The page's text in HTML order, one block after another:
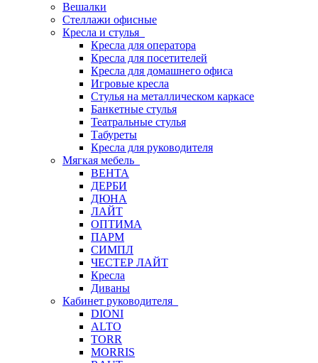
Вешалки
Стеллажи офисные
Кресла и стулья
Кресла для оператора
Кресла для посетителей
Кресла для домашнего офиса
Игровые кресла
Стулья на металлическом каркасе
Банкетные стулья
Театральные стулья
Табуреты
Кресла для руководителя
Мягкая мебель
ВЕНТА
ДЕРБИ
ДЮНА
ЛАЙТ
ОПТИМА
ПАРМ
СИМПЛ
ЧЕСТЕР ЛАЙТ
Кресла
Диваны
Кабинет руководителя
DIONI
ALTO
TORR
MORRIS